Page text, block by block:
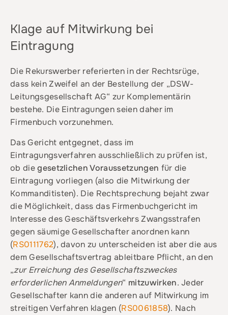
Klage auf Mitwirkung bei
Eintragung
Die Rekurswerber referierten in der Rechtsrüge,
dass kein Zweifel an der Bestellung der „DSW-
Leitungsgesellschaft AG“ zur Komplementärin
bestehe. Die Eintragungen seien daher im
Firmenbuch vorzunehmen.
Das Gericht entgegnet, dass im
Eintragungsverfahren ausschließlich zu prüfen ist,
ob diegesetzlichen Voraussetzungen für die
Eintragung vorliegen (also die Mitwirkung der
Kommanditisten). Die Rechtsprechung bejaht zwar
die Möglichkeit, dass das Firmenbuchgericht im
Interesse des Geschäftsverkehrs Zwangsstrafen
gegen säumige Gesellschafter anordnen kann
(RS0111762), davon zu unterscheiden ist aber die aus
dem Gesellschaftsvertrag ableitbare Pflicht, an den
„zur Erreichung des Gesellschaftszweckes
erforderlichen Anmeldungen“ mitzuwirken. Jeder
Gesellschafter kann die anderen auf Mitwirkung im
streitigen Verfahren klagen (RS0061858). Nach